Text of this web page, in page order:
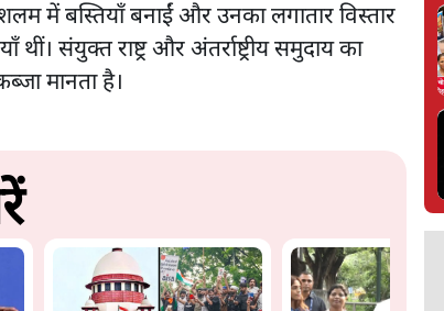
में बस्तियाँ बनाईं और उनका लगातार विस्तार
संयुक्त राष्ट्र और अंतर्राष्ट्रीय समुदाय का
मानता है।